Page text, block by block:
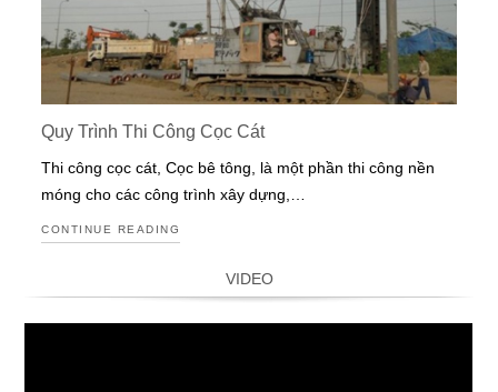
Quy Trình Thi Công Cọc Cát
Thi công cọc cát, Cọc bê tông, là một phần thi công nền
móng cho các công trình xây dựng,…
CONTINUE READING
VIDEO